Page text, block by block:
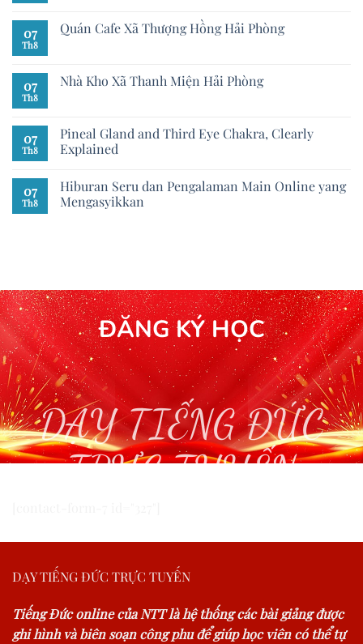
07
Th8
Quán Cafe Xã Thượng Hồng Hải Phòng
07
Th8
Nhà Kho Xã Thanh Miện Hải Phòng
07
Th8
Pineal Gland and Third Eye Chakra, Clearly
Explained
07
Th8
Hiburan Seru dan Pengalaman Main Online yang
Mengasyikkan
ĐĂNG KÝ HỌC
DẠY TIẾNG ĐỨC
TRỰC TUYẾN
DẠY TIẾNG ĐỨC TRỰC TUYẾN
Tiếng Đức online của NTT là hệ thống các bài giảng được
ghi hình và biên soạn công phu để giúp học viên có thể tự